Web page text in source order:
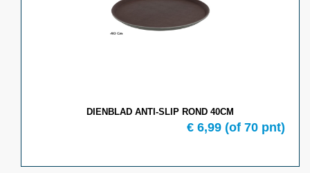
DIENBLAD ANTI-SLIP ROND 40CM
€ 6,99 (of 70 pnt)